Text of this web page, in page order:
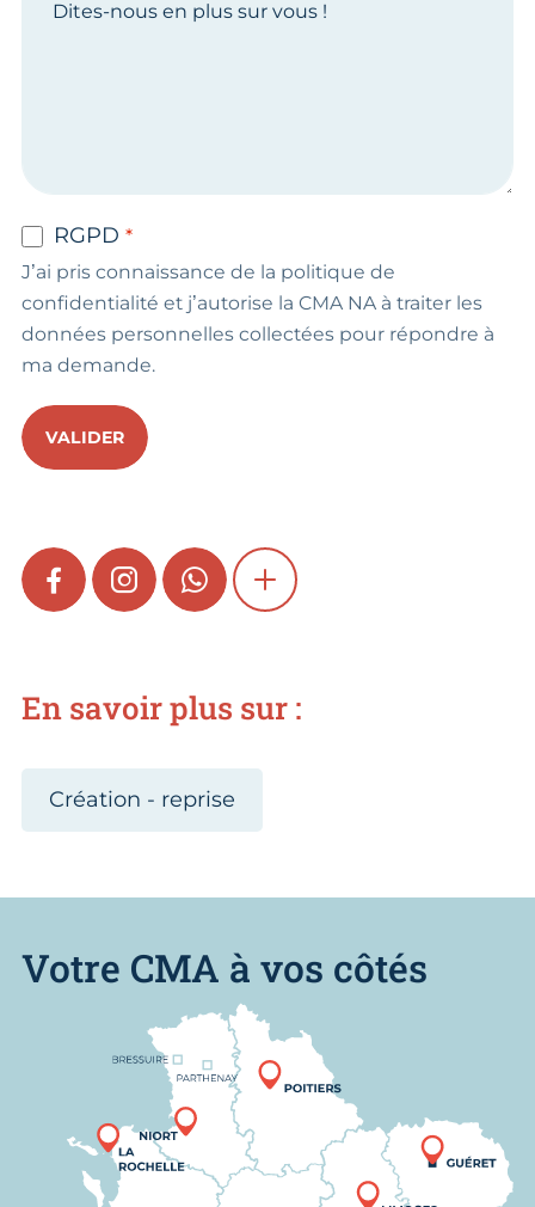
RGPD
J’ai pris connaissance de la politique de
confidentialité et j’autorise la CMA NA à traiter les
données personnelles collectées pour répondre à
ma demande.
VALIDER
FACEBOOKINSTAGRAMWHATSAPPSHOW MORE
En savoir plus sur :
Création - reprise
Votre CMA à vos côtés